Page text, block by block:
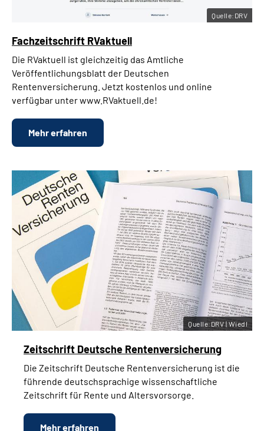
Fachzeitschrift RVaktuell
Die RVaktuell ist gleichzeitig das Amtliche
Veröffentlichungsblatt der Deutschen
Rentenversicherung. Jetzt kostenlos und online
verfügbar unter www.RVaktuell.de!
Mehr erfahren
Quelle:DRV
Zeitschrift Deutsche Rentenversicherung
Die Zeitschrift Deutsche Rentenversicherung ist die
führende deutschsprachige wissenschaftliche
Zeitschrift für Rente und Altersvorsorge.
Mehr erfahren
Quelle:DRV | Wiedl